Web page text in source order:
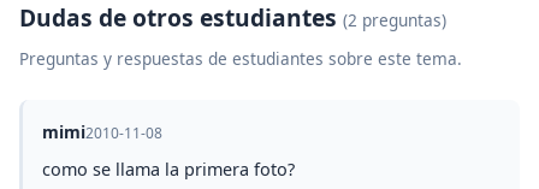
Dudas de otros estudiantes (2 preguntas)
Preguntas y respuestas de estudiantes sobre este tema.
mimi2010-11-08
como se llama la primera foto?